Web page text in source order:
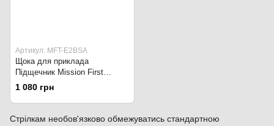
Артикул: MFT-E2BSA
Щока для приклада
Підщечник Mission First
Tactical MFT - EvolV для
телескопічних прикладів
MilSpec MFT-E2BSA Чорний
1 080 грн
Стрілкам необов'язково обмежуватись стандартною